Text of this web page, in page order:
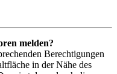
melden?
Berechtigungen
in der Nähe des